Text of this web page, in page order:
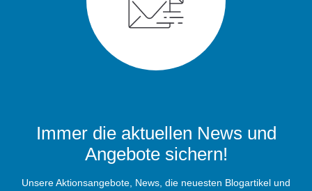
Immer die aktuellen News und
Angebote sichern!
Unsere Aktionsangebote, News, die neuesten Blogartikel und